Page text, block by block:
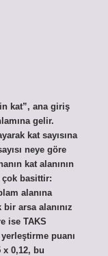
kat”, ana giriş
gelir.
kat sayısına
neye göre
kat alanının
çok basittir:
alanına
arsa alanınız
ise TAKS
puanı
x 0,12, bu